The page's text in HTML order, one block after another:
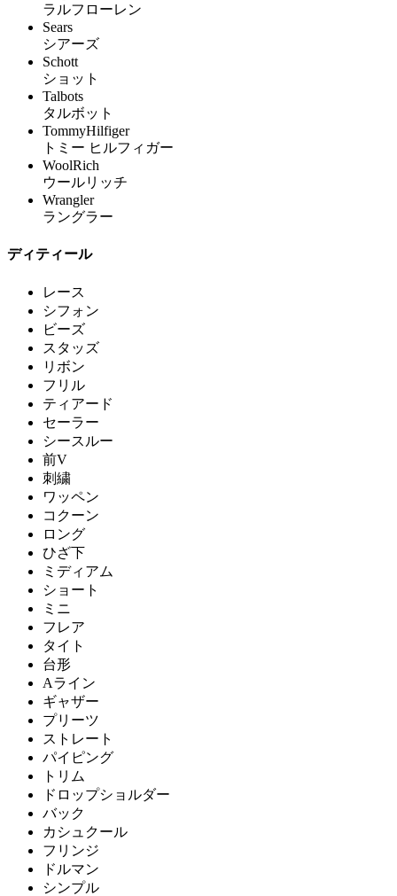
ラルフローレン
Sears
シアーズ
Schott
ショット
Talbots
タルボット
TommyHilfiger
トミー ヒルフィガー
WoolRich
ウールリッチ
Wrangler
ラングラー
ディティール
レース
シフォン
ビーズ
スタッズ
リボン
フリル
ティアード
セーラー
シースルー
前V
刺繍
ワッペン
コクーン
ロング
ひざ下
ミディアム
ショート
ミニ
フレア
タイト
台形
Aライン
ギャザー
プリーツ
ストレート
パイピング
トリム
ドロップショルダー
バック
カシュクール
フリンジ
ドルマン
シンプル